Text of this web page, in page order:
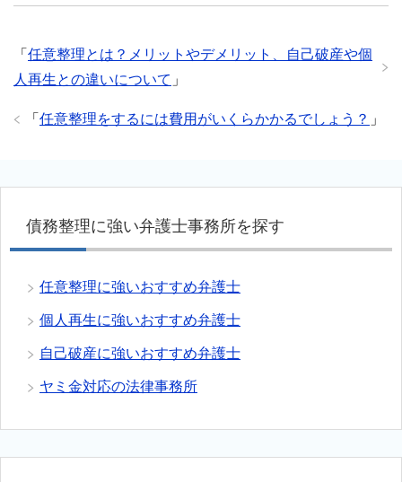
「 任意整理とは？メリットやデメリット、自己破産や個
人再生との違いについて 」
「 任意整理をするには費用がいくらかかるでしょう？ 」
債務整理に強い弁護士事務所を探す
任意整理に強いおすすめ弁護士
個人再生に強いおすすめ弁護士
自己破産に強いおすすめ弁護士
ヤミ金対応の法律事務所